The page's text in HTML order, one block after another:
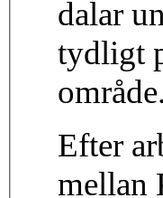
dalar
tydligt
område.
Efter
mellan